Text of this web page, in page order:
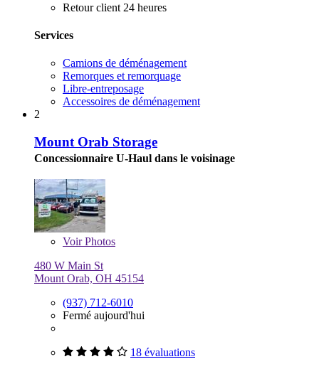
Retour client 24 heures
Services
Camions de déménagement
Remorques et remorquage
Libre-entreposage
Accessoires de déménagement
2
Mount Orab Storage
Concessionnaire U-Haul dans le voisinage
VoirPhotos
480 W Main St
Mount Orab, OH 45154
(937) 712-6010
Fermé aujourd'hui
18 évaluations